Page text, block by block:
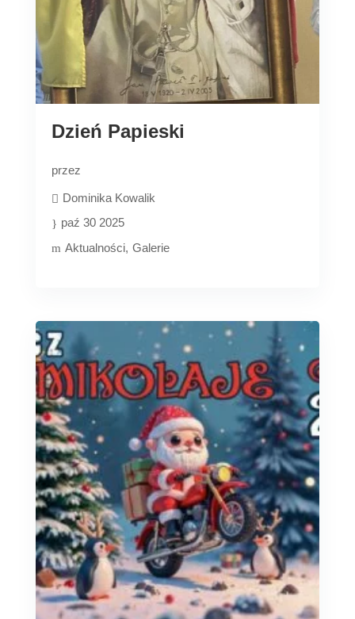
Dzień Papieski
przez
Dominika Kowalik
paź 30 2025
Aktualności Galerie